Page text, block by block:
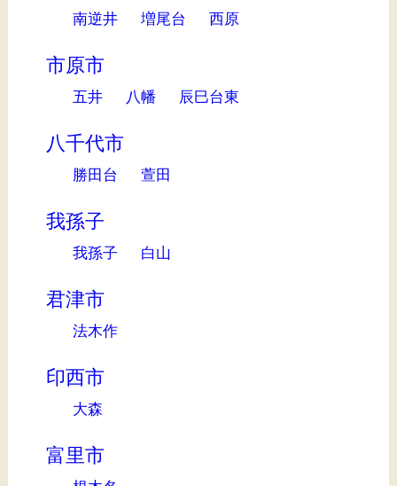
南逆井 増尾台 西原
市原市
五井 八幡 辰巳台東
八千代市
勝田台 萱田
我孫子
我孫子 白山
君津市
法木作
印西市
大森
富里市